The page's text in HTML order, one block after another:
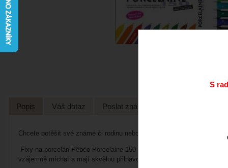
Popis Váš dotaz Poslat známénu
Chcete potěšit své známé či rodinu nebo si originálně ozdobit
Fixy na porcelán Pébéo Porcelaine 150 jsou speciálně navržené
vzájemně míchat a mají skvělou přilnavost na různé povrchy. Jsou
S